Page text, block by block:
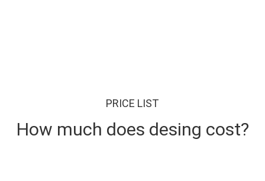
PRICE LIST
How much does desing cost?